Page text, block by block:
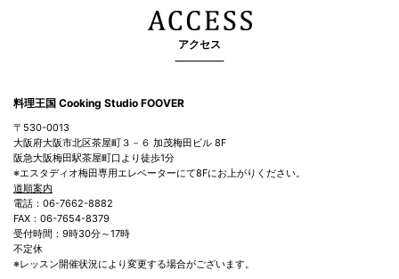
アクセス
料理王国 Cooking Studio FOOVER
〒530-0013
大阪府大阪市北区茶屋町３－６ 加茂梅田ビル 8F
阪急大阪梅田駅茶屋町口より徒歩1分
※エスタディオ梅田専用エレベーターにて8Fにお上がりください。
道順案内
電話：06-7662-8882
FAX：06-7654-8379
受付時間：9時30分～17時
不定休
※レッスン開催状況により変更する場合がございます。